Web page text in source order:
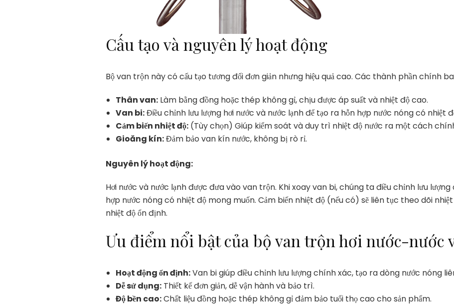
Cấu tạo và nguyên lý hoạt động
Bộ van trộn này có cấu tạo tương đối đơn giản nhưng hiệu quả cao. Các thành phần chính
Thân van: Làm bằng đồng hoặc thép không gỉ, chịu được áp suất và nhiệt độ cao.
Van bi:Điều chỉnh lưu lượng hơi nước và nước lạnh để tạo ra hỗn hợp nước nóng có nhiệt
Cảm biến nhiệt độ: (Tùy chọn) Giúp kiểm soát và duy trì nhiệt độ nước ra một cách
Gioăng kín:Đảm bảo van kín nước, không bị rò rỉ.
Nguyên lý hoạt động:
Hơi nước và nước lạnh được đưa vào van trộn. Khi xoay van bi, chúng ta điều chỉnh lưu
hợp nước nóng có nhiệt độ mong muốn. Cảm biến nhiệt độ (nếu có) sẽ liên tục theo dõi
nhiệt độ ổn định.
Ưu điểm nổi bật của bộ van trộn hơi nước-nước
Hoạt động ổn định:Van bi giúp điều chỉnh lưu lượng chính xác, tạo ra dòng nước nóng
Dễ sử dụng: Thiết kế đơn giản, dễ vận hành và bảo trì.
Độ bền cao:Chất liệu đồng hoặc thép không gỉ đảm bảo tuổi thọ cao cho sản phẩm.